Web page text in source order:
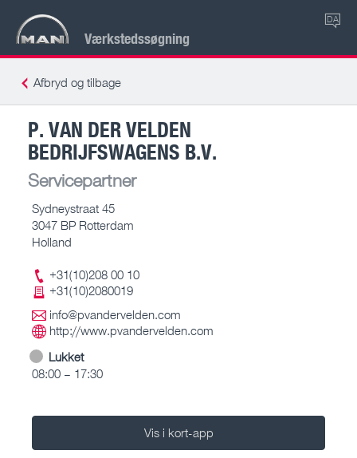
Værkstedssøgning
DA
Afbryd og tilbage
P. VAN DER VELDEN
BEDRIJFSWAGENS B.V.
Servicepartner
Sydneystraat 45
3047 BP Rotterdam
Holland
+31(10)208 00 10
+31(10)2080019
info@pvandervelden.com
http://www.pvandervelden.com
Lukket
08:00 – 17:30
Vis i kort-app